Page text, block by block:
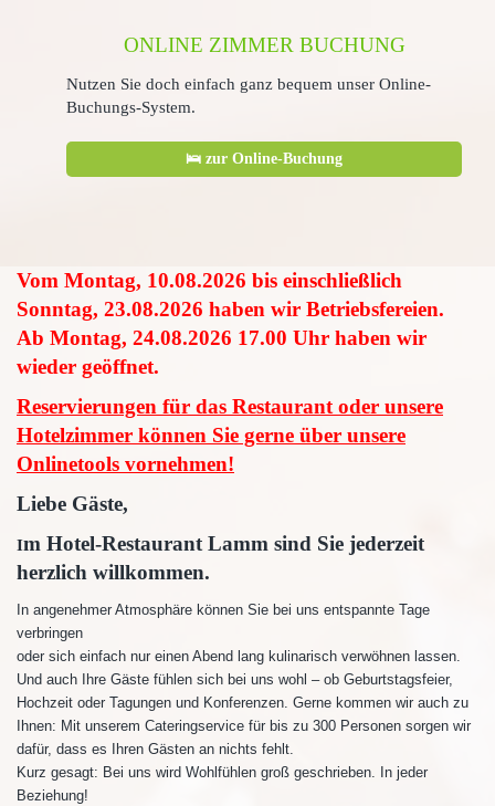
ONLINE ZIMMER BUCHUNG
Nutzen Sie doch einfach ganz bequem unser Online-
Buchungs-System.
🛌 zur Online-Buchung
Vom Montag, 10.08.2026 bis einschließlich
Sonntag, 23.08.2026 haben wir Betriebsfereien.
Ab Montag, 24.08.2026 17.00 Uhr haben wir
wieder geöffnet.
Reservierungen für das Restaurant oder unsere
Hotelzimmer können Sie gerne über unsere
Onlinetools vornehmen!
Liebe Gäste,
Im Hotel-Restaurant Lamm sind Sie jederzeit
herzlich willkommen.
In angenehmer Atmosphäre können Sie bei uns entspannte Tage
verbringen
oder sich einfach nur einen Abend lang kulinarisch verwöhnen lassen.
Und auch Ihre Gäste fühlen sich bei uns wohl – ob Geburtstagsfeier,
Hochzeit oder Tagungen und Konferenzen. Gerne kommen wir auch zu
Ihnen: Mit unserem Cateringservice für bis zu 300 Personen sorgen wir
dafür, dass es Ihren Gästen an nichts fehlt.
Kurz gesagt: Bei uns wird Wohlfühlen groß geschrieben. In jeder
Beziehung!